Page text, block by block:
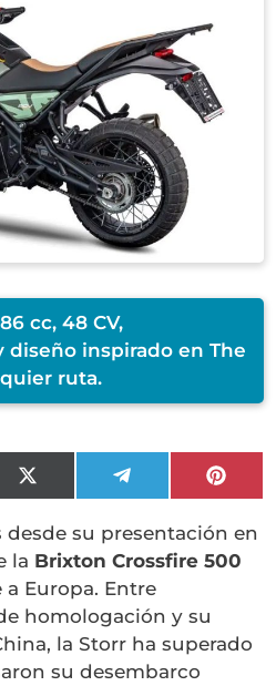
cc, 48 CV,
diseño inspirado en The
ruta.
Compartir
en
(Twitter)
Compartir
en
Telegram
en
desde su presentación en
la Brixton Crossfire 500
Europa. Entre
homologación y su
la Storr ha superado
su desembarco